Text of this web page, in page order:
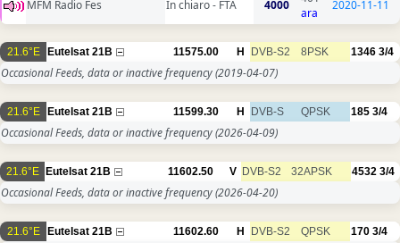
MFM Radio Fes In chiaro - FTA 4000
ara
2020-11-11
21.6°E Eutelsat 21B 11575.00 H DVB-S2 8PSK 1346 3/4
Occasional Feeds, data or inactive frequency(2019-04-07)
21.6°E Eutelsat 21B 11599.30 H DVB-S QPSK 185 3/4
Occasional Feeds, data or inactive frequency(2026-04-09)
21.6°E Eutelsat 21B 11602.50 V DVB-S2 32APSK 4532 3/4
Occasional Feeds, data or inactive frequency(2026-04-20)
21.6°E Eutelsat 21B 11602.60 H DVB-S2 QPSK 170 3/4